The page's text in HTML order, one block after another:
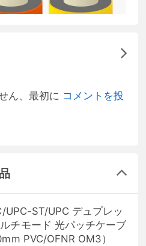
ん、最初に コメントを投
UPC-ST/UPC デュプレッ
チモード 光パッチケーブ
PVC/OFNR OM3）